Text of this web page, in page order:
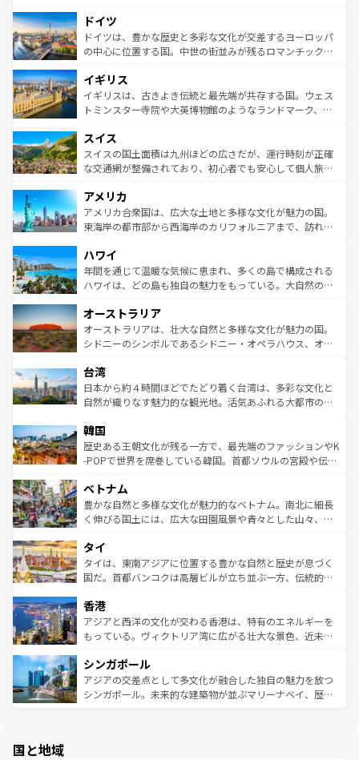
せる。地方によって風土や気候が異なるスペインはその個
性で訪れる人を魅了する。 なお、新着のスペイン情報は コ
ンテンツ一覧を参照してほしい。
で、幅広い魅力が詰まっている。華麗な宮殿、歴史的な大
聖堂、美しいビーチ、そして豊かな自然が、訪れる者を心
から魅了する。また、フランスは美食の国としても知ら
いる。シャンパンの発祥地であるランス、プロヴァンスの
香り高いラベンダー畑など、多彩な楽しみ方が可能だ。さ
らに、パリ以外の地域にも魅力が溢れており、どの街角に
れる地方に足を運ぶとそれぞれで全く異なる文化を体験で
きるだろう。 なお、新着のフランス情報はコンテンツ一覧
を参照してほしい。
ドイツ
ドイツは、豊かな歴史と多彩な文化が交差するヨーロッパ
の中心に位置する国。中世の街並みが残るロマンチック街
顔を持つこの国は、どこを歩いても飽きることがない。ベ
ルリンの文化的活気、バイエルン州のアルプスの絶景、そ
してライン川沿いのワイン畑といった風景は必見。ビール
は、お酒好きな人にはぜひ体験してほしい。 なお、新着の
ドイツ情報はコンテンツ一覧を参照してほしい。
イギリス
イギリスは、古きよき伝統と最先端が共存する国。ウェス
トミンスター寺院や大英博物館のようなランドマーク、歴
リアごとに異なる魅力がある。また、優雅なアフタヌーン
ティー、ビール好きにはたまらない英国パブ、サッカー観
戦など、本場だからこそできる体験も豊富。イギリスを旅
ンツ一覧を参照してほしい。
スイス
スイスの国土面積は九州ほどの広さだが、運行時刻が正確
な交通網が整備されており、初心者でも安心して個人旅行
の建物がそのまま残る町や、スイスならではのユニークな
博物館もあり、アルプス観光だけでなく町歩きも満喫する
ことができる。国民の所得が高いため物価も高いが、旅行
ば市内交通費無料で観光を楽しむこともできる。 なお、新
着のスイス情報はコンテンツ一覧 を参照してほしい。
アメリカ
アメリカ合衆国は、広大な土地と多様な文化が魅力の国。
東海岸の都市部から西海岸のカリフォルニアまで、訪れる
のような巨大都市は、観光、ショッピング、エンターテイ
ンメントが詰まった刺激的なスポットだ。一方、アメリカ
西部には大自然が広がり、グランドキャニオンやイエロー
部のニューオーリンズでは、音楽と美食が融合した独特の
文化が魅力。旅行者はアメリカの各地域で異なる魅力を楽
しみながら、その多様性と豊かな歴史を感じることができ
ならではの贅沢な旅のスタイルだ。 なお、新着のアメリカ
情報はコンテンツ一覧を参照してほしい。
ハワイ
年間を通じて温暖な気候に恵まれ、多くの島で構成される
ハワイは、どの島も独自の魅力をもっている。大自然の神
ワイ島は見逃せない。また、定番の観光地といえばオアフ
島だが、静かな自然を求めるならマウイ島やカウアイ島が
おすすめ。エメラルドグリーンに輝く海をはじめ、豊かな
れるおもてなしの心で訪れる人々を迎えてくれるハワイの
人々、おいしいローカルフードやハワイアンミュージッ
ク、伝統的なフラダンスなど、すべてがハワイの魅力を彩
ワイを、存分に味わってほしい。 なお、新着のハワイ情報
はコンテンツ一覧を参照してほしい。
オーストラリア
オーストラリアは、壮大な自然と多様な文化が魅力の国。
シドニーのシンボルであるシドニー・オペラハウス、オー
リアリーフや大陸中央部にそびえるウルル（エアーズロッ
ク）、タスマニアの美しい原生林やケアンズの熱帯雨林な
ど、見どころがたくさん。また、カフェやワイン、オージ
いる。アクティビティも充実しており、サーフィンやダイ
ビング、ハイキングなど、アウトドア好きにはたまらな
い。オーストラリアの多彩な魅力を存分に味わいつくそ
参照してほしい。
台湾
日本から約４時間ほどでたどり着く台湾は、多彩な文化と
自然が織りなす魅力的な観光地。活気あふれる大都市の台
ン）、静ひつな山岳地帯である台湾東部など、都市の喧騒
と山間の静けさが共存しており、訪れる人に新しい発見と
驚きをもたらしてくれる。また、奥深い台湾の食文化も魅
容にもいいと評判のスイーツなど、バラエティ豊かな料理
が味わえる。 なお、新着の台湾情報は コンテンツ一覧を参
照してほしい。
韓国
歴史ある王朝文化が残る一方で、最先端のファッションやK
-POPで世界を席巻している韓国。首都ソウルの宮殿や伝統
き、地方に足を延ばせば四季折々の自然美を楽しむことが
できる。そして、キムチや焼肉、絶品のストリートフード
まで、さまざまな韓国料理が待っている。夜には、韓国な
リティに包まれながら、韓国の多彩な魅力を心ゆくまで味
わってみてほしい。 なお、新着の韓国情報はコンテンツ一
覧を参照してほしい。
ベトナム
豊かな自然と多様な文化が魅力的なベトナム。南北に細長
く伸びる国土には、広大な田園風景や青々とした山々、世
急速な発展と共に伝統が息づく。ハノイの古い町並みやホ
ーチミン市のフランス統治時代の建物も、独特の雰囲気を
醸し出している。また、バラエティの豊かさとおいしさで
とつ。フォーやバインミー、ベトナムコーヒーなどは、ぜ
ひ現地で味わいたい。どの地域を訪れてもあたたかい人々
が旅行者を迎えてくれるので、きっと忘れられない旅にな
参照してほしい。
タイ
タイは、東南アジアに位置する豊かな自然と歴史が息づく
国だ。首都バンコクは高層ビルが立ち並ぶ一方、伝統的な
の活気が交差している。北部ではチェンマイなどの山岳地
帯で自然と触れ合い、南部ではプーケットやクラビの美し
いビーチでリゾート気分を楽しむことができる。タイ料理
激する。気候は一年中温暖で、どの季節にも異なる楽しみ
が待っている。親しみやすいタイの人々、仏教を中心とし
た文化、そして多様な観光資源が、訪れる旅人を魅了し続
香港
アジアと西洋の文化が交わる香港は、特有のエネルギーを
もっている。ヴィクトリア湾に広がる壮大な景色、近未来
み、どこを訪れても感動するはず。観光スポットが密集し
ており、効率よく見どころを回れるのも魅力。息をのむよ
うな絶景から文化的な体験まで、香港を存分に楽しみ尽く
シンガポール
アジアの交差点として多文化が融合した独自の魅力を放つ
シンガポール。未来的な建築物が並ぶマリーナベイ、歴史
国と地域